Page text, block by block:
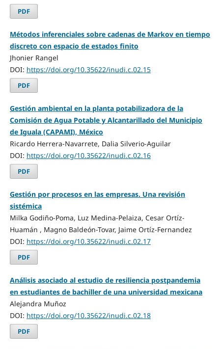
PDF
Métodos inferenciales sobre cadenas de Markov en tiempo
discreto con espacio de estados finito
Jhonier Rangel
DOI: https://doi.org/10.35622/inudi.c.02.15
PDF
Gestión ambiental en la planta potabilizadora de la
Comisión de Agua Potable y Alcantarillado del Municipio
de Iguala (CAPAMI), México
Ricardo Herrera-Navarrete, Dalia Silverio-Aguilar
DOI: https://doi.org/10.35622/inudi.c.02.16
PDF
Gestión por procesos en las empresas. Una revisión
sistémica
Milka Godiño-Poma, Luz Medina-Pelaiza, Cesar Ortíz-
Huamán , Magno Baldeón-Tovar, Jaime Ortíz-Fernandez
DOI: https://doi.org/10.35622/inudi.c.02.17
PDF
Análisis asociado al estudio de resiliencia postpandemia
en estudiantes de bachiller de una universidad mexicana
Alejandra Muñoz
DOI: https://doi.org/10.35622/inudi.c.02.18
PDF